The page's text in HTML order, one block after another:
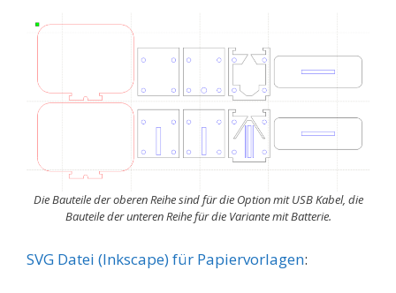
Die Bauteile der oberen Reihe sind für die Option mit USB Kabel, die
Bauteile der unteren Reihe für die Variante mit Batterie.
SVG Datei (Inkscape) für Papiervorlagen: